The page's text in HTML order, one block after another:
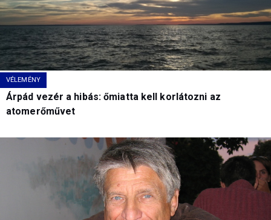
VÉLEMÉNY
Árpád vezér a hibás: őmiatta kell korlátozni az
atomerőművet